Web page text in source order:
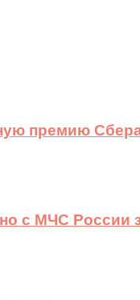
премию
с МЧС России